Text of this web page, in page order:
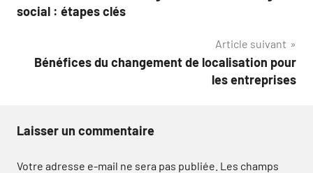
de
social : étapes clés
Article suivant
Bénéfices du changement de localisation pour
les entreprises
Laisser un commentaire
Votre adresse e-mail ne sera pas publiée. Les champs